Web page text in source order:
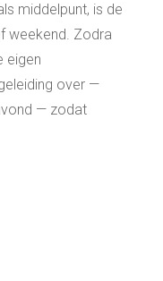
middelpunt, is de
weekend. Zodra
eigen
over —
— zodat